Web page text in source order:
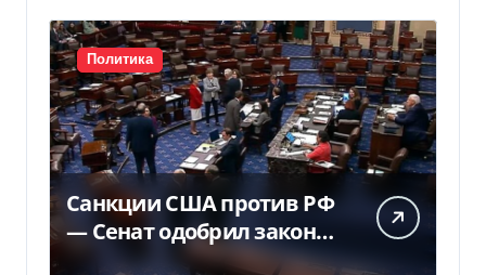
Политика
Санкции США против РФ
— Сенат одобрил закон
Грема — Фокус